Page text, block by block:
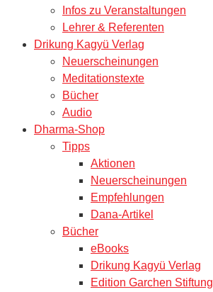
Infos zu Veranstaltungen
Lehrer & Referenten
Drikung Kagyü Verlag
Neuerscheinungen
Meditationstexte
Bücher
Audio
Dharma-Shop
Tipps
Aktionen
Neuerscheinungen
Empfehlungen
Dana-Artikel
Bücher
eBooks
Drikung Kagyü Verlag
Edition Garchen Stiftung